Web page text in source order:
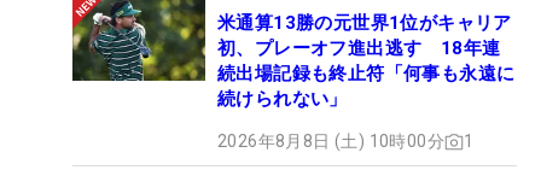
米通算13勝の元世界1位がキャリア
初、プレーオフ進出逃す 18年連
続出場記録も終止符「何事も永遠に
続けられない」
2026年8月8日 (土) 10時00分 1